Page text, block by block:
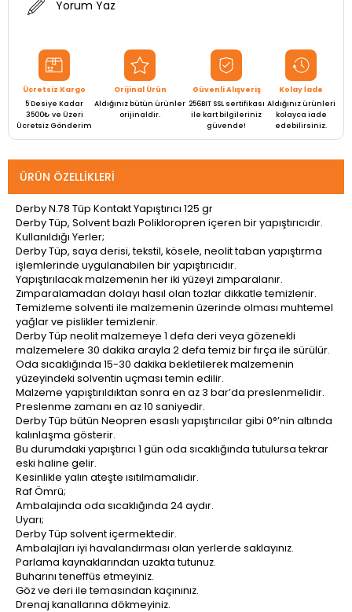
Yorum Yaz
Ücretsiz Kargo
5 Desiye Kadar
3500₺ ve Üzeri
Ücretsiz Gönderim
Orijinal Ürün
Aldığınız bütün ürünler
orijinaldir.
Güvenli Alışveriş
256BIT SSL sertifikası
ile kart bilgileriniz
güvende!
Kolay İade
Aldığınız ürünleri
kolayca iade
edebilirsiniz.
ÜRÜN ÖZELLIKLERI
Derby N.78 Tüp Kontakt Yapıştırıcı 125 gr
Derby Tüp, Solvent bazlı Polikloropren içeren bir yapıştırıcıdır.
Kullanıldığı Yerler;
Derby Tüp, saya derisi, tekstil, kösele, neolit taban yapıştırma
işlemlerinde uygulanabilen bir yapıştırıcıdır.
Yapıştırılacak malzemenin her iki yüzeyi zımparalanır.
Zımparalamadan dolayı hasıl olan tozlar dikkatle temizlenir.
Temizleme solventi ile malzemenin üzerinde olması muhtemel
yağlar ve pislikler temizlenir.
Derby Tüp neolit malzemeye 1 defa deri veya gözenekli
malzemelere 30 dakika arayla 2 defa temiz bir fırça ile sürülür.
Oda sıcaklığında 15-30 dakika bekletilerek malzemenin
yüzeyindeki solventin uçması temin edilir.
Malzeme yapıştırıldıktan sonra en az 3 bar’da preslenmelidir.
Preslenme zamanı en az 10 saniyedir.
Derby Tüp bütün Neopren esaslı yapıştırıcılar gibi 0°’nin altında
kalınlaşma gösterir.
Bu durumdaki yapıştırıcı 1 gün oda sıcaklığında tutulursa tekrar
eski haline gelir.
Kesinlikle yalın ateşte ısıtılmamalıdır.
Raf Ömrü;
Ambalajında oda sıcaklığında 24 aydır.
Uyarı;
Derby Tüp solvent içermektedir.
Ambalajları iyi havalandırması olan yerlerde saklayınız.
Parlama kaynaklarından uzakta tutunuz.
Buharını teneffüs etmeyiniz.
Göz ve deri ile temasından kaçınınız.
Drenaj kanallarına dökmeyiniz.